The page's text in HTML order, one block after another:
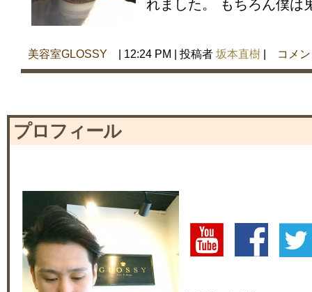
れました。 もちろん僕は
美容室GLOSSY | 12:24 PM | 投稿者 坂本直樹 | コメ
プロフィール